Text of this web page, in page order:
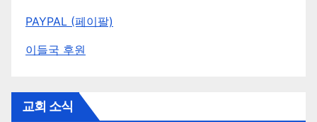
PAYPAL (페이팔)
이들국 후원
교회 소식